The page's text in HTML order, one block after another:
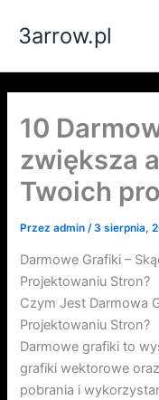
3arrow.pl
10
zwiększa
Twoich
Przezadmin /3 sierpnia,
Darmowe Grafiki –
Projektowaniu Stron?
Czym Jest Darmowa
Projektowaniu Stron?
Darmowe grafiki to
grafiki wektorowe
pobrania i